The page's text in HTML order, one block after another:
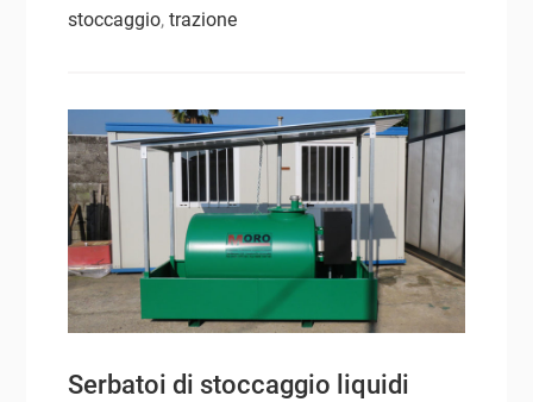
stoccaggio, trazione
Serbatoi di stoccaggio liquidi